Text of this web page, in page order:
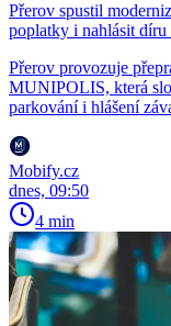
Přerov spustil
poplatky i nahlásit
Přerov provozuje
MUNIPOLIS, která
parkování i hlášení
Mobify.cz
dnes, 09:50
4 min